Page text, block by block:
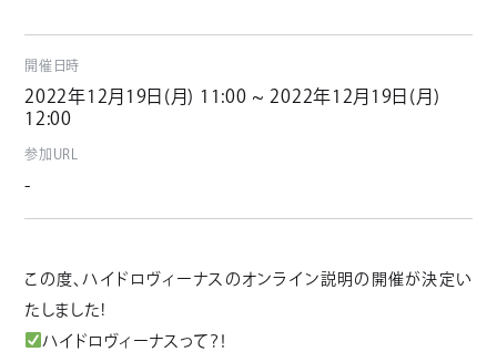
開催日時
2022年12月19日(月) 11:00 ~ 2022年12月19日(月)
12:00
参加URL
-
この度、ハイドロヴィーナスのオンライン説明の開催が決定い
たしました!
ハイドロヴィーナスって？！